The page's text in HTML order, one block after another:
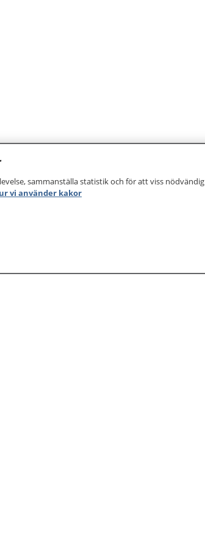
sammanställa statistik och för att viss nödvändig
vi använder kakor